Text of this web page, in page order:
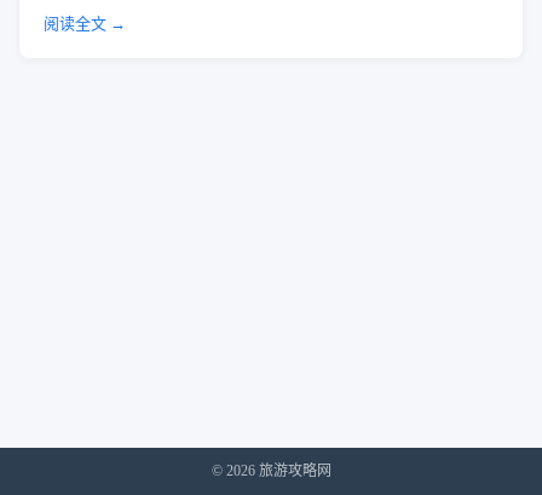
阅读全文 →
© 2026 旅游攻略网